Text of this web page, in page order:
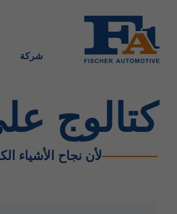
شركة
كتالوج
لأن نجاح الأشياء